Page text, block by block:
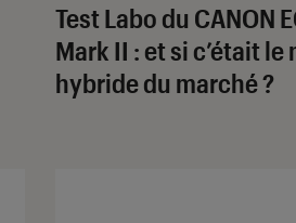
Test Labo du CANON
Mark II : et si c’était
hybride du marché ?